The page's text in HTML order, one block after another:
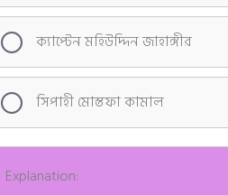
ক্যাপ্টেন মহিউদ্দিন জাহাঙ্গীর
সিপাহী মোস্তফা কামাল
Explanation: